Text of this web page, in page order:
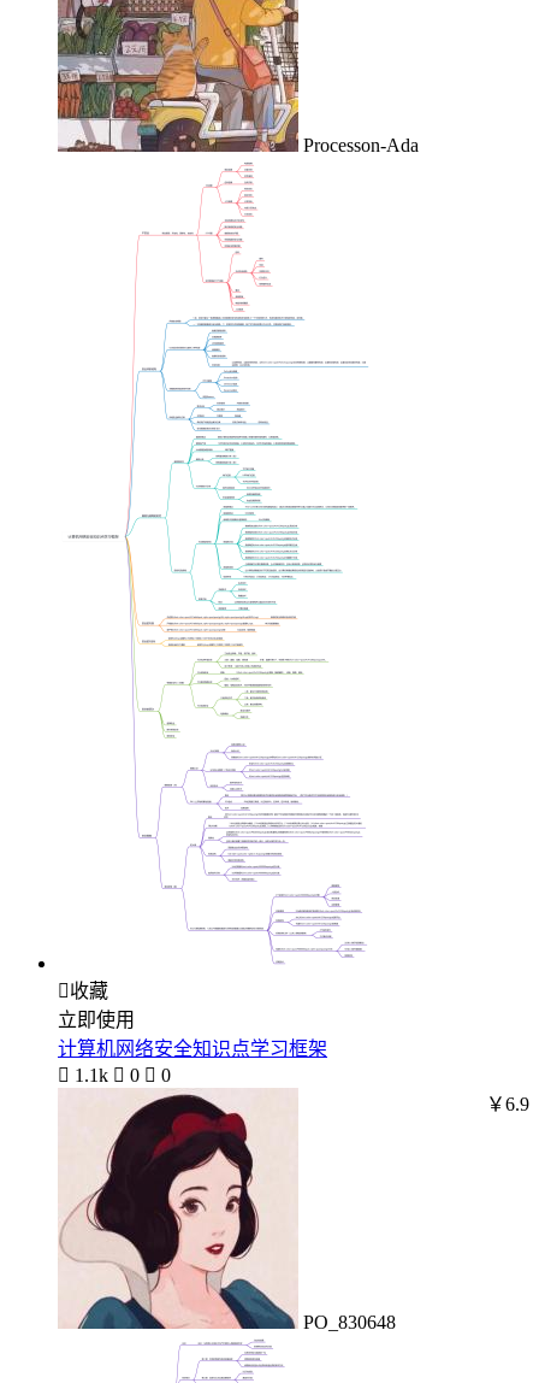
Processon-Ada
收藏
立即使用
计算机网络安全知识点学习框架
 1.1k  0  0
PO_830648
￥6.9